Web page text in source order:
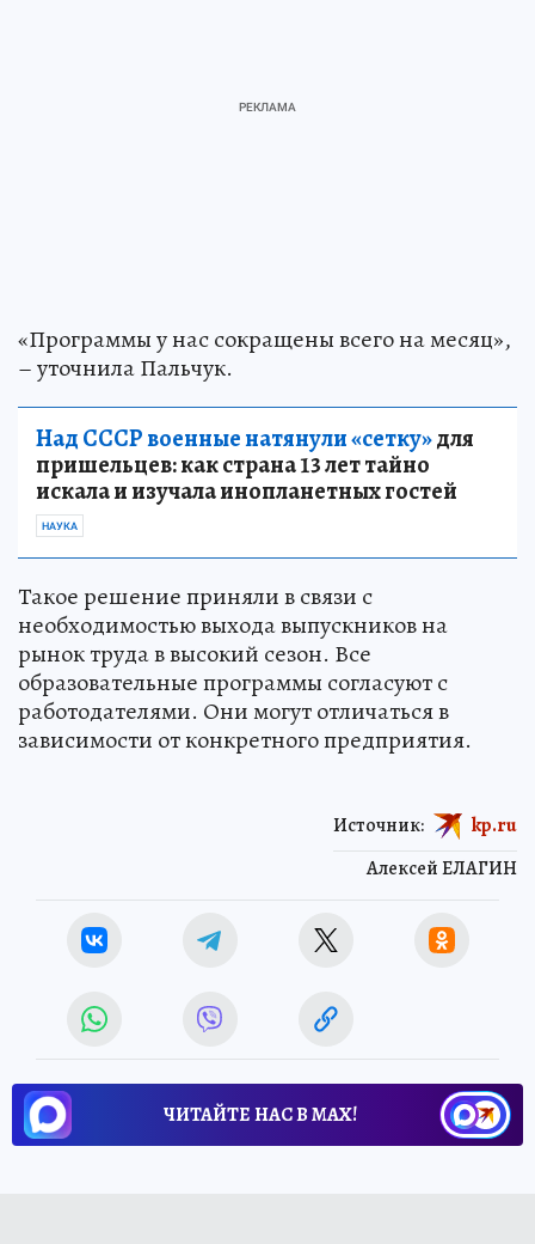
«Программы у нас сокращены всего на месяц»,
– уточнила Пальчук.
Над СССР военные натянули «сетку»для
пришельцев: как страна 13 лет тайно
искала и изучала инопланетных гостей
НАУКА
Такое решение приняли в связи с
необходимостью выхода выпускников на
рынок труда в высокий сезон. Все
образовательные программы согласуют с
работодателями. Они могут отличаться в
зависимости от конкретного предприятия.
Алексей ЕЛАГИН
Источник: kp.ru
ЧИТАЙТЕ НАС В МАХ!